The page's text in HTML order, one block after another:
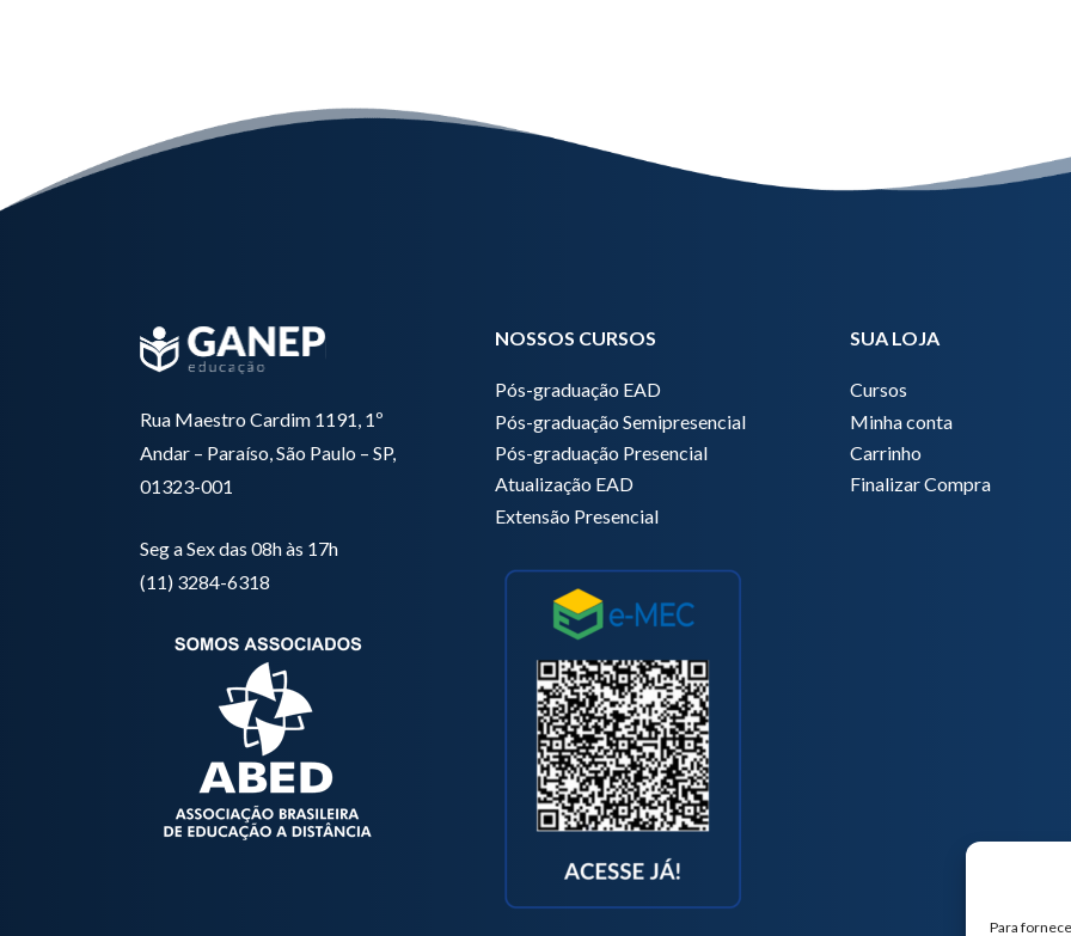
Para
Rua Maestro Cardim 1191, 1º
Andar – Paraíso, São Paulo – SP,
01323-001
Seg a Sex das 08h às 17h
(11) 3284-6318
NOSSOS CURSOS
Pós-graduação EAD
Pós-graduação Semipresencial
Pós-graduação Presencial
Atualização EAD
Extensão Presencial
SUA LOJA
Cursos
Minha conta
Carrinho
Finalizar Compra